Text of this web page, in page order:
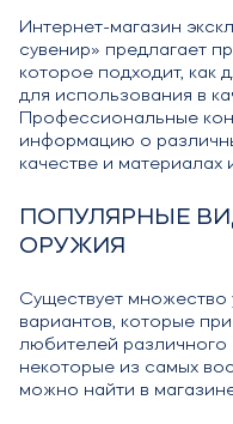
Интернет-магазин
сувенир» предлагает
которое подходит, как
для использования в
Профессиональные
информацию о
качестве и материалах
ПОПУЛЯРНЫЕ
ОРУЖИЯ
Существует множество
вариантов, которые
любителей
некоторые из самых
можно найти в